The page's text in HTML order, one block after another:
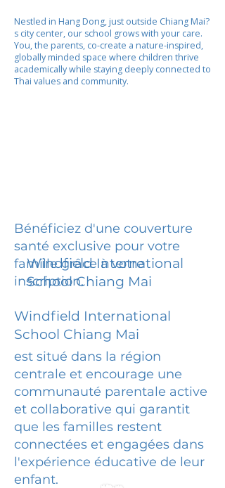
Nestled in Hang Dong, just outside Chiang Mai?
s city center, our school grows with your care.
You, the parents, co-create a nature-inspired,
globally minded space where children thrive
academically while staying deeply connected to
Thai values and community.
Bénéficiez d'une couverture
santé exclusive pour votre
famille grâce à votre
inscription.
Windfield International
School Chiang Mai
Windfield International
School Chiang Mai
est situé dans la région
centrale et encourage une
communauté parentale active
et collaborative qui garantit
que les familles restent
connectées et engagées dans
l'expérience éducative de leur
enfant.